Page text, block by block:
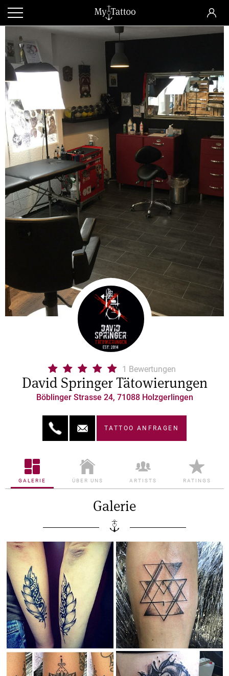
1 Bewertungen
David Springer Tätowierungen
Böblinger Strasse 24, 71088 Holzgerlingen
TATTOO ANFRAGEN
GALERIE ÜBER UNS ARTISTS RATINGS
Galerie